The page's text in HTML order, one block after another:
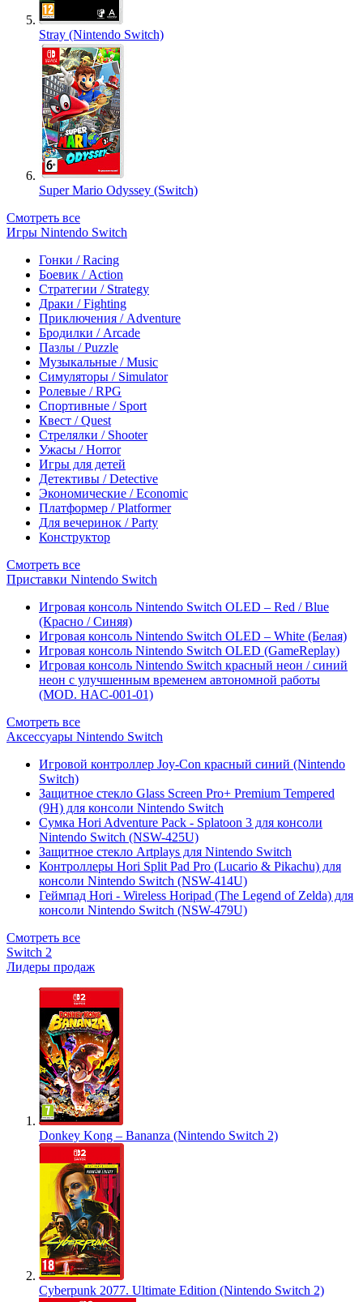
Stray (Nintendo Switch)
Super Mario Odyssey (Switch)
Смотреть все
Игры Nintendo Switch
Гонки / Racing
Боевик / Action
Стратегии / Strategy
Драки / Fighting
Приключения / Adventure
Бродилки / Arcade
Пазлы / Puzzle
Музыкальные / Music
Симуляторы / Simulator
Ролевые / RPG
Спортивные / Sport
Квест / Quest
Стрелялки / Shooter
Ужасы / Horror
Игры для детей
Детективы / Detective
Экономические / Economic
Платформер / Platformer
Для вечеринок / Party
Конструктор
Смотреть все
Приставки Nintendo Switch
Игровая консоль Nintendo Switch OLED – Red / Blue
(Красно / Синяя)
Игровая консоль Nintendo Switch OLED – White (Белая)
Игровая консоль Nintendo Switch OLED (GameReplay)
Игровая консоль Nintendo Switch красный неон / синий
неон с улучшенным временем автономной работы
(MOD. HAC-001-01)
Смотреть все
Аксессуары Nintendo Switch
Игровой контроллер Joy-Con красный синий (Nintendo
Switch)
Защитное стекло Glass Screen Pro+ Premium Tempered
(9H) для консоли Nintendo Switch
Сумка Hori Adventure Pack - Splatoon 3 для консоли
Nintendo Switch (NSW-425U)
Защитное стекло Artplays для Nintendo Switch
Контроллеры Hori Split Pad Pro (Lucario & Pikachu) для
консоли Nintendo Switch (NSW-414U)
Геймпад Hori - Wireless Horipad (The Legend of Zelda) для
консоли Nintendo Switch (NSW-479U)
Смотреть все
Switch 2
Лидеры продаж
Donkey Kong – Bananza (Nintendo Switch 2)
Cyberpunk 2077. Ultimate Edition (Nintendo Switch 2)